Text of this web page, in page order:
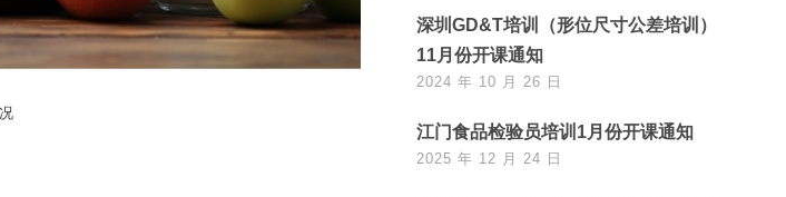
深圳GD&T培训（形位尺寸公差培训）
11月份开课通知
2024 年 10 月 26 日
江门食品检验员培训1月份开课通知
2025 年 12 月 24 日